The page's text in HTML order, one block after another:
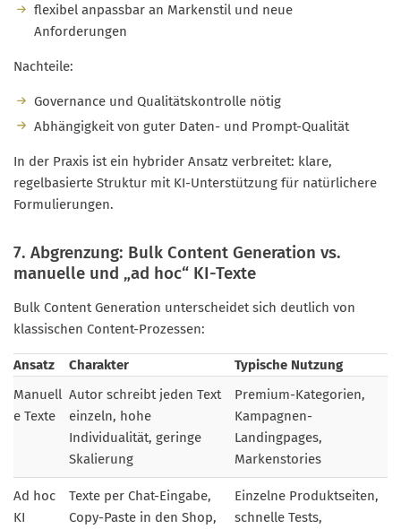
flexibel anpassbar an Markenstil und neue
Anforderungen
Nachteile:
Governance und Qualitätskontrolle nötig
Abhängigkeit von guter Daten- und Prompt-Qualität
In der Praxis ist ein hybrider Ansatz verbreitet: klare,
regelbasierte Struktur mit KI-Unterstützung für natürlichere
Formulierungen.
7. Abgrenzung: Bulk Content Generation vs.
manuelle und „ad hoc“ KI-Texte
Bulk Content Generation unterscheidet sich deutlich von
klassischen Content-Prozessen:
Ansatz Charakter
Typische Nutzung
Manuell
e Texte
Autor schreibt jeden Text
einzeln, hohe
Individualität, geringe
Skalierung
Premium-Kategorien,
Kampagnen-
Landingpages,
Markenstories
Ad hoc
KI
Texte per Chat-Eingabe,
Copy-Paste in den Shop,
Einzelne Produktseiten,
schnelle Tests,